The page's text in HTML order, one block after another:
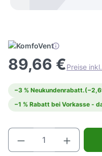
89,66 €Preise
−3 % Neukundenrabatt.
−1 % Rabatt bei Vorkasse -